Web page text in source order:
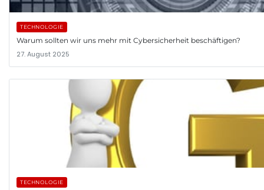
TECHNOLOGIE
Warum sollten wir uns mehr mit Cybersicherheit beschäftigen?
27. August 2025
TECHNOLOGIE